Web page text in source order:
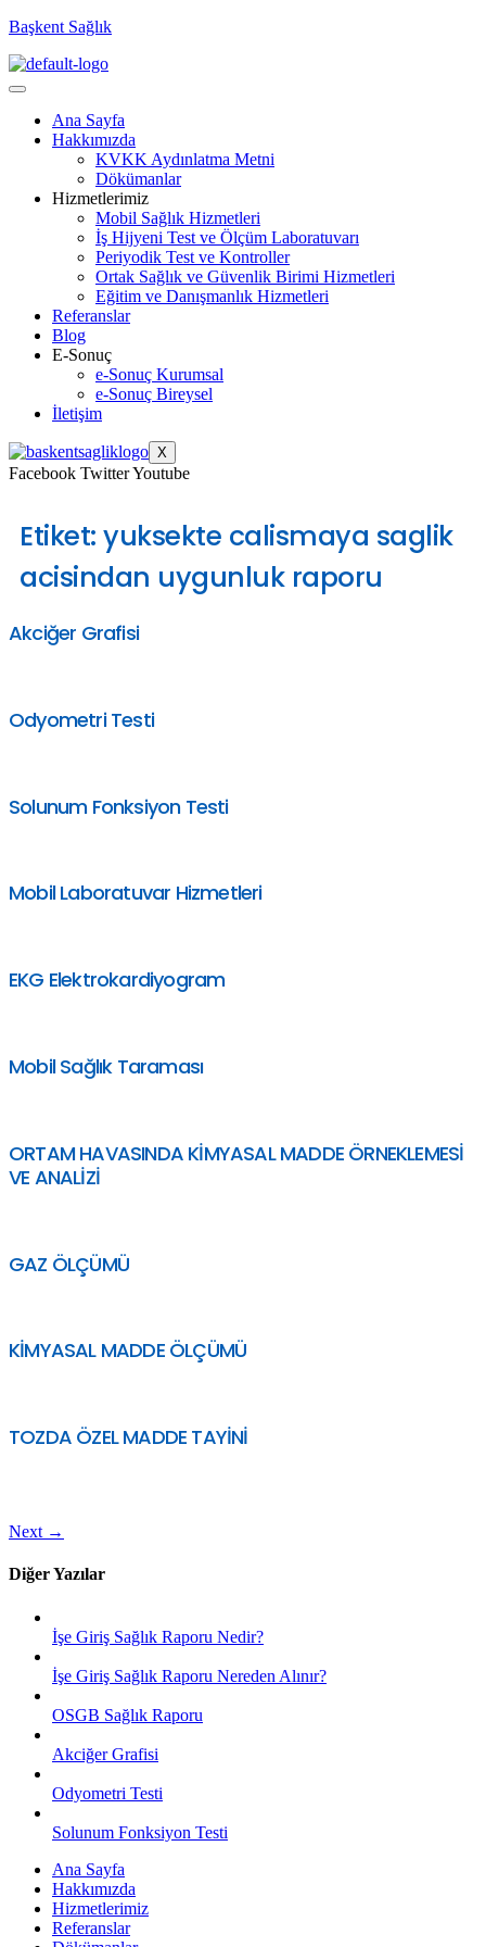
Başkent Sağlık
Ana Sayfa
Hakkımızda
KVKK Aydınlatma Metni
Dökümanlar
Hizmetlerimiz
Mobil Sağlık Hizmetleri
İş Hijyeni Test ve Ölçüm Laboratuvarı
Periyodik Test ve Kontroller
Ortak Sağlık ve Güvenlik Birimi Hizmetleri
Eğitim ve Danışmanlık Hizmetleri
Referanslar
Blog
E-Sonuç
e-Sonuç Kurumsal
e-Sonuç Bireysel
İletişim
X
Facebook TwitterYoutube
Etiket: yuksekte calismaya saglik
acisindan uygunluk raporu
Akciğer Grafisi
Odyometri Testi
Solunum Fonksiyon Testi
Mobil Laboratuvar Hizmetleri
EKG Elektrokardiyogram
Mobil Sağlık Taraması
ORTAM HAVASINDA KİMYASAL MADDE ÖRNEKLEMESİ
VE ANALİZİ
GAZ ÖLÇÜMÜ
KİMYASAL MADDE ÖLÇÜMÜ
TOZDA ÖZEL MADDE TAYİNİ
Next →
Diğer Yazılar
İşe Giriş Sağlık Raporu Nedir?
İşe Giriş Sağlık Raporu Nereden Alınır?
OSGB Sağlık Raporu
Akciğer Grafisi
Odyometri Testi
Solunum Fonksiyon Testi
Ana Sayfa
Hakkımızda
Hizmetlerimiz
Referanslar